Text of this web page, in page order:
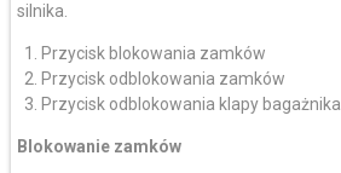
silnika.
Przycisk blokowania zamków
Przycisk odblokowania zamków
Przycisk odblokowania klapy bagażnika
Blokowanie zamków